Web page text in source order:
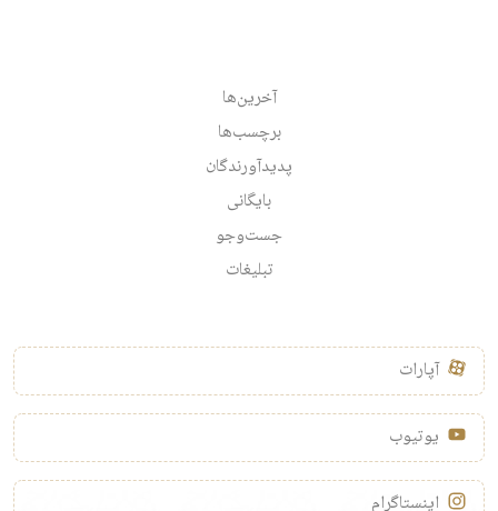
آخرین‌ها
برچسب‌ها
پدیدآورندگان
بایگانی
جست‌وجو
تبلیغات
آپارات
یوتیوب
اینستاگرام